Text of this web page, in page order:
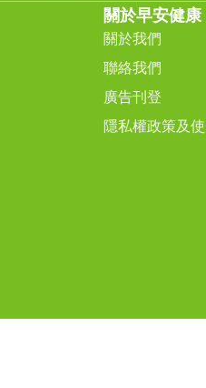
關於早安健康
關於我們
聯絡我們
廣告刊登
隱私權政策及